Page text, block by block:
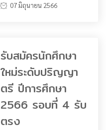
07 มิถุนายน 2566
รับสมัครนักศึกษา
ใหม่ระดับปริญญา
ตรี ปีการศึกษา
2566 รอบที่ 4 รับ
ตรง